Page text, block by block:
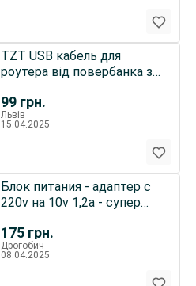
99 грн.
TZT USB кабель для
роутера від повербанка з
Львів
15.04.2025
175 грн.
Блок питания - адаптер с
220v на 10v 1,2а - супер
Дрогобич
08.04.2025